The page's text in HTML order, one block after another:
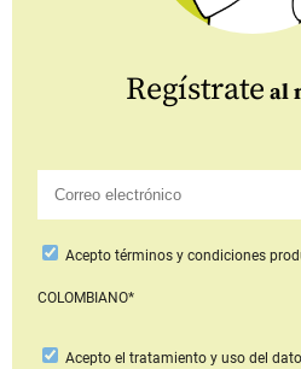
Regístrate al
Aceptotérminos y condiciones
COLOMBIANO*
Acepto el tratamiento y uso del